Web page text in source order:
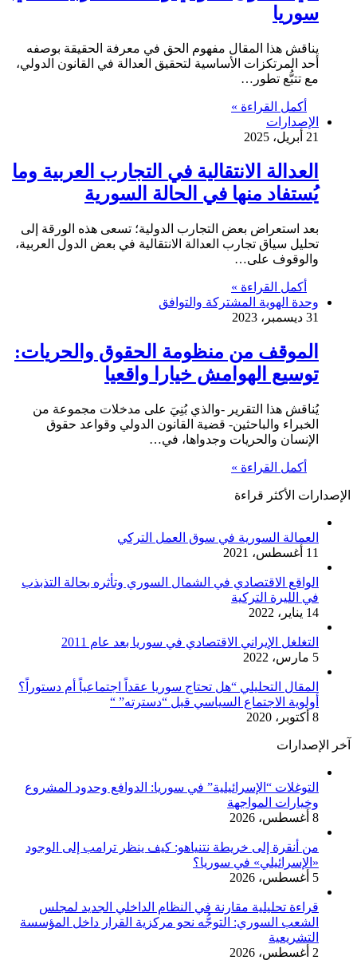
سوريا
يناقش هذا المقال مفهوم الحق في معرفة الحقيقة بوصفه
أحد المرتكزات الأساسية لتحقيق العدالة في القانون الدولي،
مع تتبُّع تطور…
أكمل القراءة »
الإصدارات
21 أبريل، 2025
العدالة الانتقالية في التجارب العربية وما
يُستفاد منها في الحالة السورية
بعد استعراض بعض التجارب الدولية؛ تسعى هذه الورقة إلى
تحليل سياق تجارب العدالة الانتقالية في بعض الدول العربية،
والوقوف على…
أكمل القراءة »
وحدة الهوية المشتركة والتوافق
31 ديسمبر، 2023
الموقف من منظومة الحقوق والحريات:
توسيع الهوامش خيارا واقعيا
يُناقش هذا التقرير -والذي بُنِيَ على مدخلات مجموعة من
الخبراء والباحثين- قضية القانون الدولي وقواعد حقوق
الإنسان والحريات وجدواها، في…
أكمل القراءة »
الإصدارات الأكثر قراءة
العمالة السورية في سوق العمل التركي
11 أغسطس، 2021
الواقع الاقتصادي في الشمال السوري وتأثره بحالة التذبذب
في الليرة التركية
14 يناير، 2022
التغلغل الإيراني الاقتصادي في سوريا بعد عام 2011
5 مارس، 2022
المقال التحليلي “هل تحتاج سوريا عقداً اجتماعياً أم دستوراً؟
أولوية الاجتماع السياسي قبل “دسترته” “
8 أكتوبر، 2020
آخر الإصدارات
التوغلات “الإسرائيلية” في سوريا: الدوافع وحدود المشروع
وخيارات المواجهة
8 أغسطس، 2026
من أنقرة إلى خريطة نتنياهو: كيف ينظر ترامب إلى الوجود
«الإسرائيلي» في سوريا؟
5 أغسطس، 2026
قراءة تحليلية مقارنة في النظام الداخلي الجديد لمجلس
الشعب السوري: التوجُّه نحو مركزية القرار داخل المؤسسة
التشريعية
2 أغسطس، 2026